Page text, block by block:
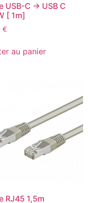
USB-C -> USB C
[ 1m]
€
au panier
RJ45 1,5m